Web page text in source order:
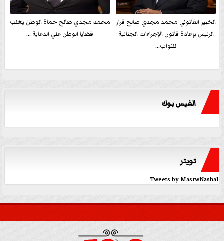
الخبير القانوني محمد مجدي صالح قرار
الرئيس بإعادة قانون الإجراءات الجنائية
للنواب...
محمد مجدي صالح حماة الوطن يغلب
قضايا الوطن علي الدعاية ...
الفيس بوك
تويتر
Tweets by MasrwNasha1